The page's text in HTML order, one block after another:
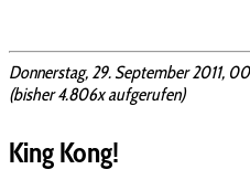
Donnerstag, 29. September 2011,
(bisher 4.806x aufgerufen)
King Kong!